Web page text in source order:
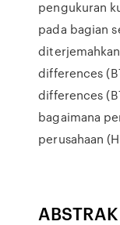
pengukuran
pada bagian
differences
differences
bagaimana
perusahaan